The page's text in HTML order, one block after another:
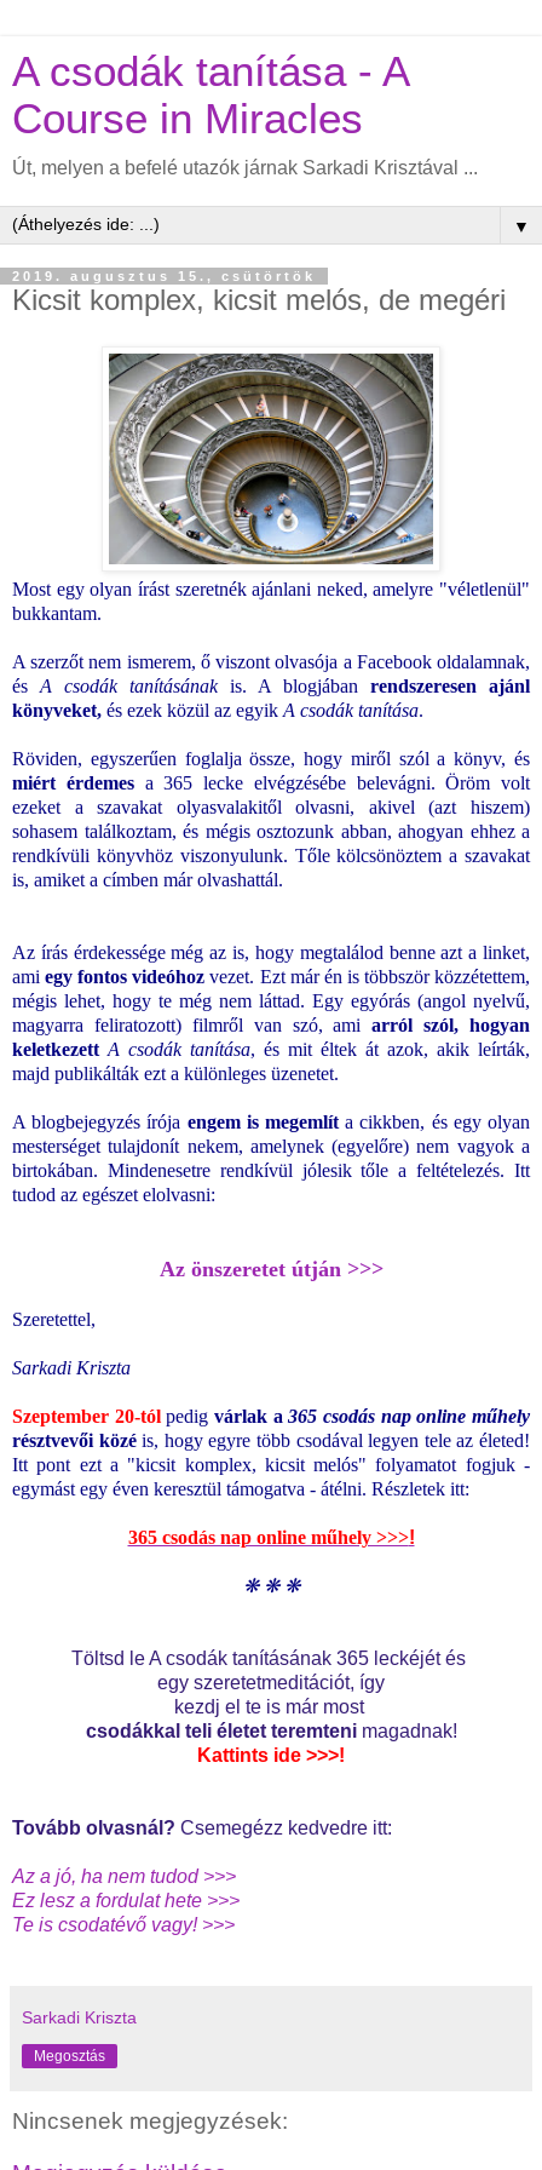
A csodák tanítása - A
Course in Miracles
Út, melyen a befelé utazók járnak Sarkadi Krisztával ...
▼
2019. augusztus 15., csütörtök
Kicsit komplex, kicsit melós, de megéri
Most egy olyan írást szeretnék ajánlani neked, amelyre "véletlenül"
bukkantam.
A szerzőt nem ismerem, ő viszont olvasója a Facebook oldalamnak,
és A csodák tanításánakis. A blogjában rendszeresen ajánl
könyveket, és ezek közül az egyik A csodák tanítása.
Röviden, egyszerűen foglalja össze, hogy miről szól a könyv, és
miért érdemesa 365 lecke elvégzésébe belevágni. Öröm volt
ezeket a szavakat olyasvalakitől olvasni, akivel (azt hiszem)
sohasem találkoztam, és mégis osztozunk abban, ahogyan ehhez a
rendkívüli könyvhöz viszonyulunk. Tőle kölcsönöztem a szavakat
is, amiket a címben már olvashattál.
Az írás érdekessége még az is, hogy megtalálod benne azt a linket,
amiegy fontos videóhozvezet. Ezt már én is többször közzétettem,
mégis lehet, hogy te még nem láttad. Egy egyórás (angol nyelvű,
magyarra feliratozott) filmről van szó, amiarról szól, hogyan
keletkezett A csodák tanítása, és mit éltek át azok, akik leírták,
majd publikálták ezt a különleges üzenetet.
A blogbejegyzés írója engem is megemlít a cikkben, és egy olyan
mesterséget tulajdonít nekem, amelynek (egyelőre) nem vagyok a
birtokában. Mindenesetre rendkívül jólesik tőle a feltételezés. Itt
tudod az egészet elolvasni:
Az önszeretet útján >>>
Szeretettel,
Sarkadi Kriszta
Szeptember 20-tólpedigvárlak a365 csodás nap online műhely
résztvevői közéis, hogy egyre több csodával legyen tele az életed!
Itt pont ezt a "kicsit komplex, kicsit melós" folyamatot fogjuk -
egymást egy éven keresztül támogatva - átélni. Részletek itt:
365 csodás nap online műhely >>>!
❋ ❋ ❋
Töltsd le A csodák tanításának 365 leckéjét és
egy szeretetmeditációt, így
kezdj el te is már most
csodákkal teli él etet teremteni magadnak!
Kattints ide >>>!
Tovább olvasnál? Csemegézz kedvedre itt:
Az a jó, ha nem tudod >>>
Ez lesz a fordulat hete >>>
Te is csodatévő vagy! >>>
Sarkadi Kriszta
Megosztás
Nincsenek megjegyzések: